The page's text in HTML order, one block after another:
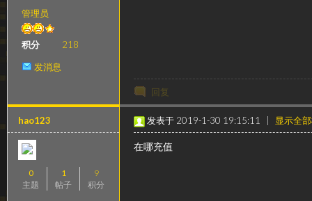
管理员
积分
218
发消息
回复
hao123
0
主题
1
帖子
9
积分
发表于 2019-1-30 19:15:11 显示全
在哪充值